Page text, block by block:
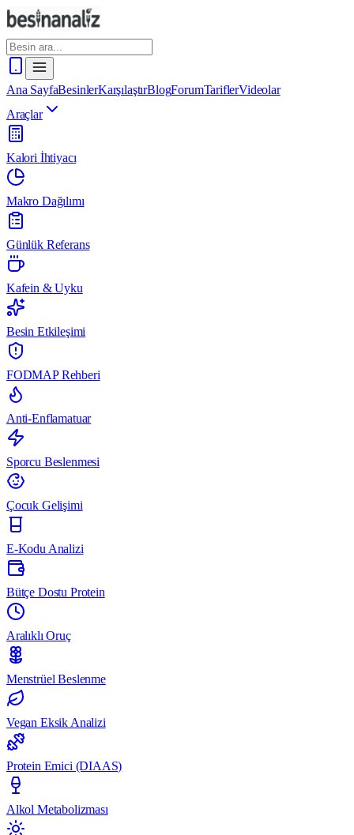
Ana SayfaBesinlerKarşılaştırBlogForumTariflerVideolar
Araçlar
Kalori İhtiyacı
Makro Dağılımı
Günlük Referans
Kafein & Uyku
Besin Etkileşimi
FODMAP Rehberi
Anti-Enflamatuar
Sporcu Beslenmesi
Çocuk Gelişimi
E-Kodu Analizi
Bütçe Dostu Protein
Aralıklı Oruç
Menstrüel Beslenme
Vegan Eksik Analizi
Protein Emici (DIAAS)
Alkol Metabolizması